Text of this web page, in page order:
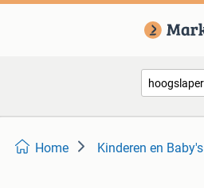
Home Kinderen en Baby's